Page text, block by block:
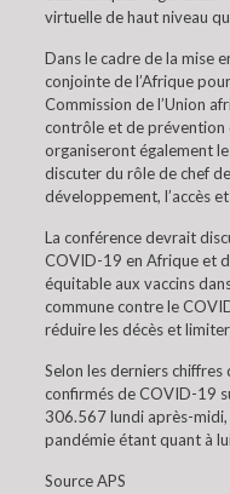
virtuelle de haut niveau
Dans le cadre de la mise
conjointe de l’Afrique
Commission de l’Union
contrôle et de prévention
organiseront également
discuter du rôle de chef
développement, l’accès
La conférence devrait
COVID-19 en Afrique et
équitable aux vaccins
commune contre le
réduire les décès et
Selon les derniers
confirmés de COVID-19
306.567 lundi après-midi,
pandémie étant quant à
Source APS